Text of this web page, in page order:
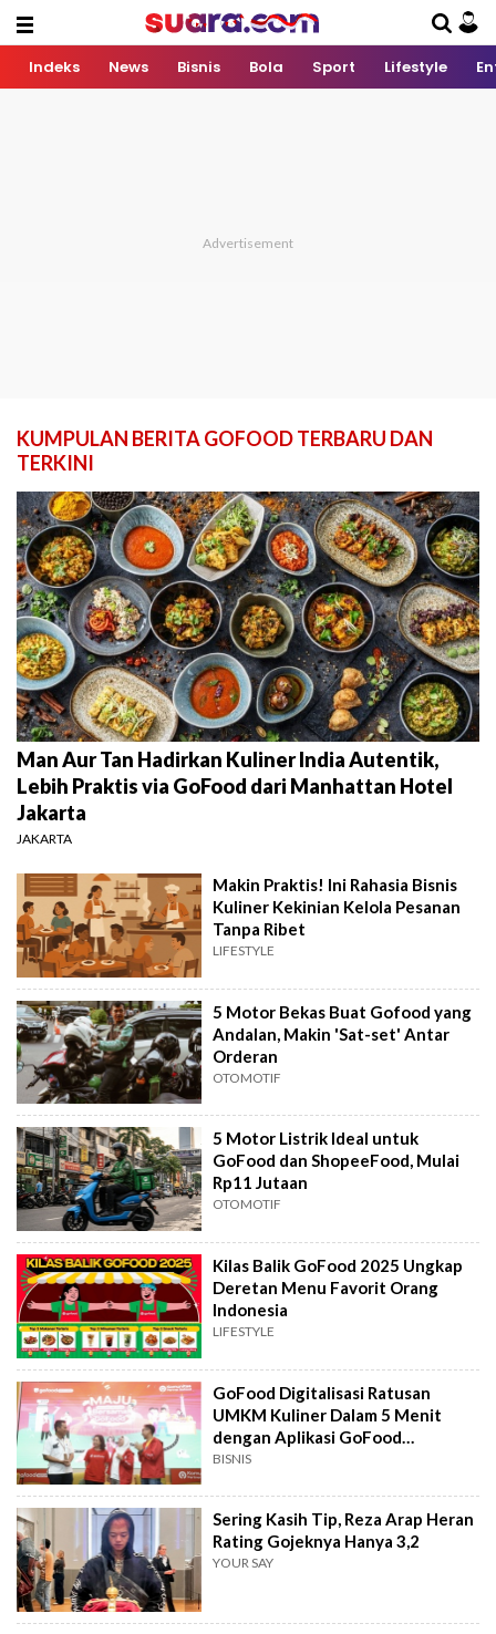
Indeks News Bisnis Bola Sport Lifestyle
KUMPULAN BERITA GOFOOD TERBARU DAN
TERKINI
Man Aur Tan Hadirkan Kuliner India Autentik,
Lebih Praktis via GoFood dari Manhattan Hotel
Jakarta
JAKARTA
Makin Praktis! Ini Rahasia Bisnis
Kuliner Kekinian Kelola Pesanan
Tanpa Ribet
LIFESTYLE
5 Motor Bekas Buat Gofood yang
Andalan, Makin 'Sat-set' Antar
Orderan
OTOMOTIF
5 Motor Listrik Ideal untuk
GoFood dan ShopeeFood, Mulai
Rp11 Jutaan
OTOMOTIF
Kilas Balik GoFood 2025 Ungkap
Deretan Menu Favorit Orang
Indonesia
LIFESTYLE
GoFood Digitalisasi Ratusan
UMKM Kuliner Dalam 5 Menit
dengan Aplikasi GoFood
Merchant
BISNIS
Sering Kasih Tip, Reza Arap Heran
Rating Gojeknya Hanya 3,2
YOUR SAY